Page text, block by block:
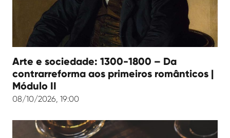
Arte e sociedade: 1300-1800 – Da
contrarreforma aos primeiros românticos |
Módulo II
08/10/2026, 19:00